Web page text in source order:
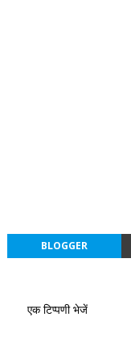
BLOGGER
एक टिप्पणी भेजें